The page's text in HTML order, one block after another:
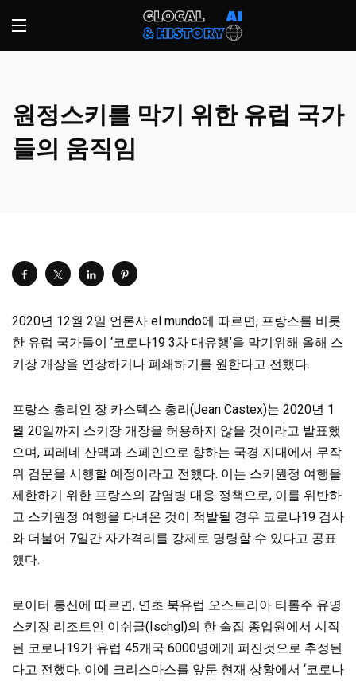
원정스키를 막기 위한 유럽 국가
들의 움직임
2020년 12월 2일 언론사 el mundo에 따르면, 프랑스를 비롯
한 유럽 국가들이 ‘코로나19 3차 대유행’을 막기위해 올해 스
키장 개장을 연장하거나 폐쇄하기를 원한다고 전했다.
프랑스 총리인 장 카스텍스 총리(Jean Castex)는 2020년 1
월 20일까지 스키장 개장을 허용하지 않을 것이라고 발표했
으며, 피레네 산맥과 스페인으로 향하는 국경 지대에서 무작
위 검문을 시행할 예정이라고 전했다. 이는 스키원정 여행을
제한하기 위한 프랑스의 감염병 대응 정책으로, 이를 위반하
고 스키원정 여행을 다녀온 것이 적발될 경우 코로나19 검사
와 더불어 7일간 자가격리를 강제로 명령할 수 있다고 공표
했다.
로이터 통신에 따르면, 연초 북유럽 오스트리아 티롤주 유명
스키장 리조트인 이쉬글(Ischgl)의 한 술집 종업원에서 시작
된 코로나19가 유럽 45개국 6000명에게 퍼진것으로 추정된
다고 전했다. 이에 크리스마스를 앞둔 현재 상황에서 ‘코로나